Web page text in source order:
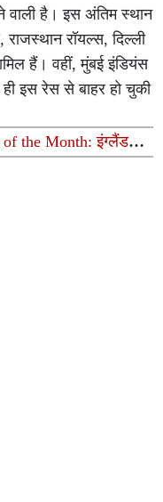
वाली है। इस अंतिम स्थान
रॉयल्स, दिल्ली
हैं। वहीं, मुंबई इंडियंस
इस रेस से बाहर हो चुकी
the Month: इंग्लैंड की
को पछाड़ा